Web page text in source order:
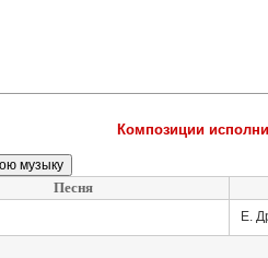
Композиции
Песня
Е.